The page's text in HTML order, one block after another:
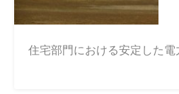
住宅部門における安定した電